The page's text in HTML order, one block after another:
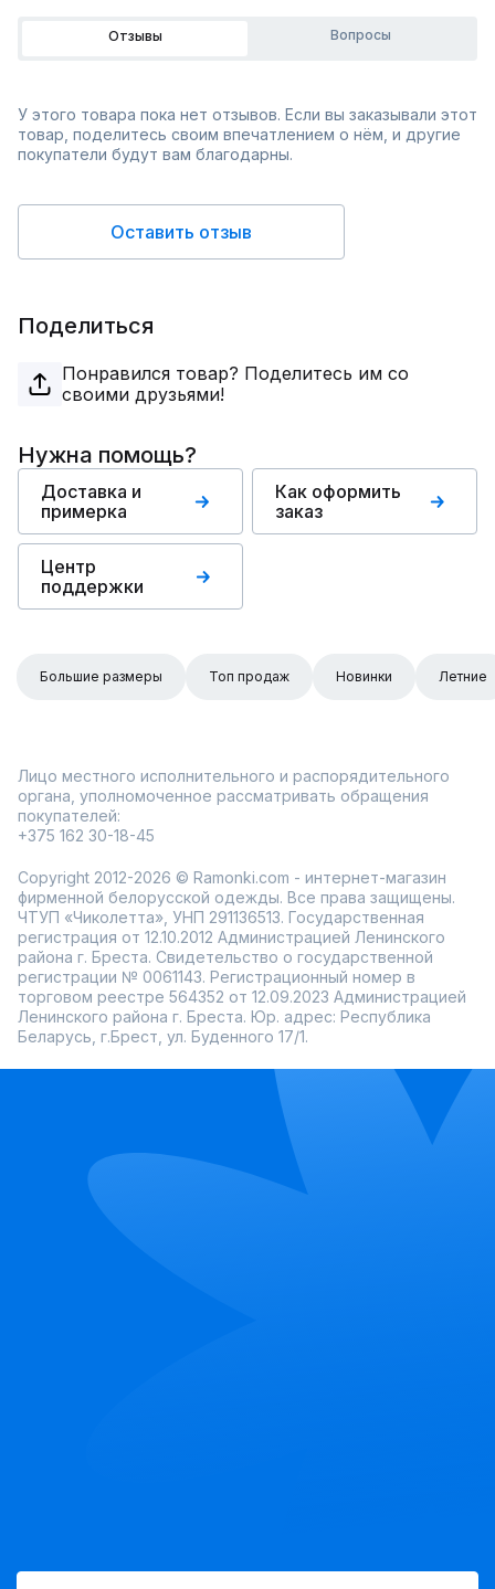
Отзывы Вопросы
У этого товара пока нет отзывов. Если вы заказывали этот
товар, поделитесь своим впечатлением о нём, и другие
покупатели будут вам благодарны.
Оставить отзыв
Поделиться
Понравился товар? Поделитесь им со
своими друзьями!
Нужна помощь?
Доставка и
примерка
Как оформить
заказ
Центр
поддержки
Большие размеры Топ продаж Новинки Летние
Лицо местного исполнительного и распорядительного
органа, уполномоченное рассматривать обращения
покупателей:
+375 162 30-18-45
Copyright 2012-2026 © Ramonki.com - интернет-магазин
фирменной белорусской одежды. Все права защищены.
ЧТУП «Чиколетта», УНП 291136513. Государственная
регистрация от 12.10.2012 Администрацией Ленинского
района г. Бреста. Свидетельство о государственной
регистрации № 0061143. Регистрационный номер в
торговом реестре 564352 от 12.09.2023 Администрацией
Ленинского района г. Бреста. Юр. адрес: Республика
Беларусь, г.Брест, ул. Буденного 17/1.